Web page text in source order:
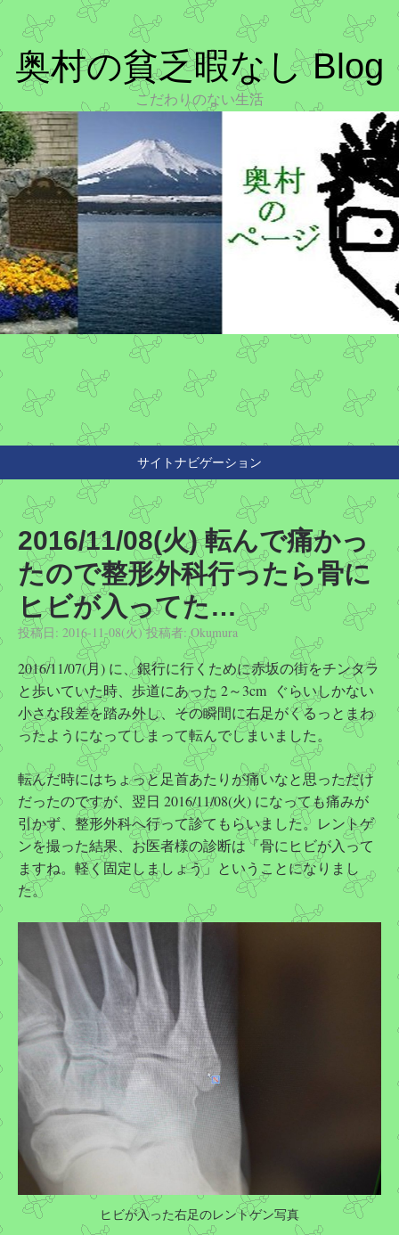
奥村の貧乏暇なし Blog
こだわりのない生活
サイトナビゲーション
2016/11/08(火) 転んで痛かっ
たので整形外科行ったら骨に
ヒビが入ってた…
投稿日: 2016-11-08(火)投稿者:Okumura
2016/11/07(月) に、銀行に行くために赤坂の街をチンタラ
と歩いていた時、歩道にあった 2～3cm ぐらいしかない
小さな段差を踏み外し、その瞬間に右足がくるっとまわ
ったようになってしまって転んでしまいました。
転んだ時にはちょっと足首あたりが痛いなと思っただけ
だったのですが、翌日 2016/11/08(火) になっても痛みが
引かず、整形外科へ行って診てもらいました。レントゲ
ンを撮った結果、お医者様の診断は「骨にヒビが入って
ますね。軽く固定しましょう」ということになりまし
た。
ヒビが入った右足のレントゲン写真